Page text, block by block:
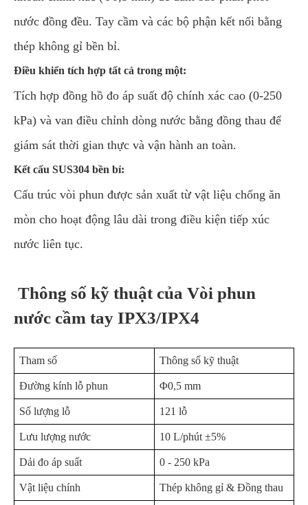
nước đồng đều. Tay cầm và các bộ phận kết nối bằng
thép không gỉ bền bỉ.
Điều khiển tích hợp tất cả trong một:
Tích hợp đồng hồ đo áp suất độ chính xác cao (0-250
kPa) và van điều chỉnh dòng nước bằng đồng thau để
giám sát thời gian thực và vận hành an toàn.
Kết cấu SUS304 bền bỉ:
Cấu trúc vòi phun được sản xuất từ vật liệu chống ăn
mòn cho hoạt động lâu dài trong điều kiện tiếp xúc
nước liên tục.
Thông số kỹ thuật của Vòi phun
nước cầm tay IPX3/IPX4
Tham số Thông số kỹ thuật
Đường kính lỗ phun Φ0,5 mm
Số lượng lỗ 121 lỗ
Lưu lượng nước 10 L/phút ±5%
Dải đo áp suất 0 - 250 kPa
Vật liệu chính Thép không gỉ & Đồng thau